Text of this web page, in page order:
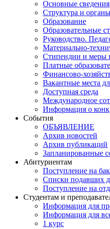
Основные сведения
Структура и
Образование
Образовательные
Руководство.
Материально-
Стипендии и меры
Платные
Финансово-
Вакантные места
Доступная среда
Международное
Информация о
События
ОБЪЯВЛЕНИЕ
Архив новостей
Архив публикаций
Запланированные
Абитуриентам
Поступление на
Списки подавших
Поступление на
Студентам и
Информация для
Информация для
1 курс